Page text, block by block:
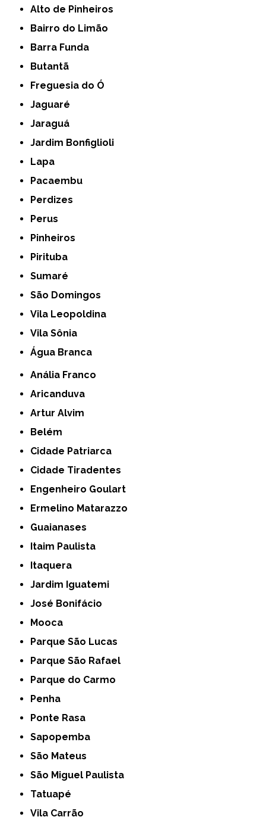
Alto de Pinheiros
Bairro do Limão
Barra Funda
Butantã
Freguesia do Ó
Jaguaré
Jaraguá
Jardim Bonfiglioli
Lapa
Pacaembu
Perdizes
Perus
Pinheiros
Pirituba
Sumaré
São Domingos
Vila Leopoldina
Vila Sônia
Água Branca
Anália Franco
Aricanduva
Artur Alvim
Belém
Cidade Patriarca
Cidade Tiradentes
Engenheiro Goulart
Ermelino Matarazzo
Guaianases
Itaim Paulista
Itaquera
Jardim Iguatemi
José Bonifácio
Mooca
Parque São Lucas
Parque São Rafael
Parque do Carmo
Penha
Ponte Rasa
Sapopemba
São Mateus
São Miguel Paulista
Tatuapé
Vila Carrão